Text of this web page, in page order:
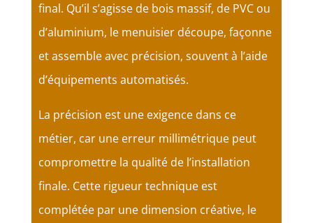
final. Qu’il s’agisse de bois massif, de PVC ou
d’aluminium, le menuisier découpe, façonne
et assemble avec précision, souvent à l’aide
d’équipements automatisés.
La précision est une exigence dans ce
métier, car une erreur millimétrique peut
compromettre la qualité de l’installation
finale. Cette rigueur technique est
complétée par une dimension créative, le